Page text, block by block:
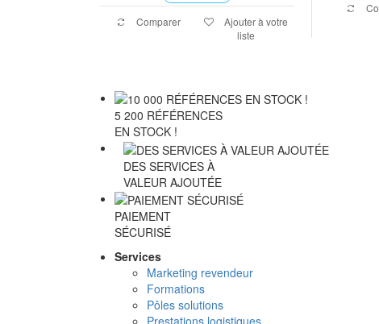
Comparer
Ajouter à votre
liste
5 200 RÉFÉRENCES
EN STOCK !
DES SERVICES À
VALEUR AJOUTÉE
PAIEMENT
SÉCURISÉ
Services
Marketing revendeur
Formations
Pôles solutions
Prestations logistiques